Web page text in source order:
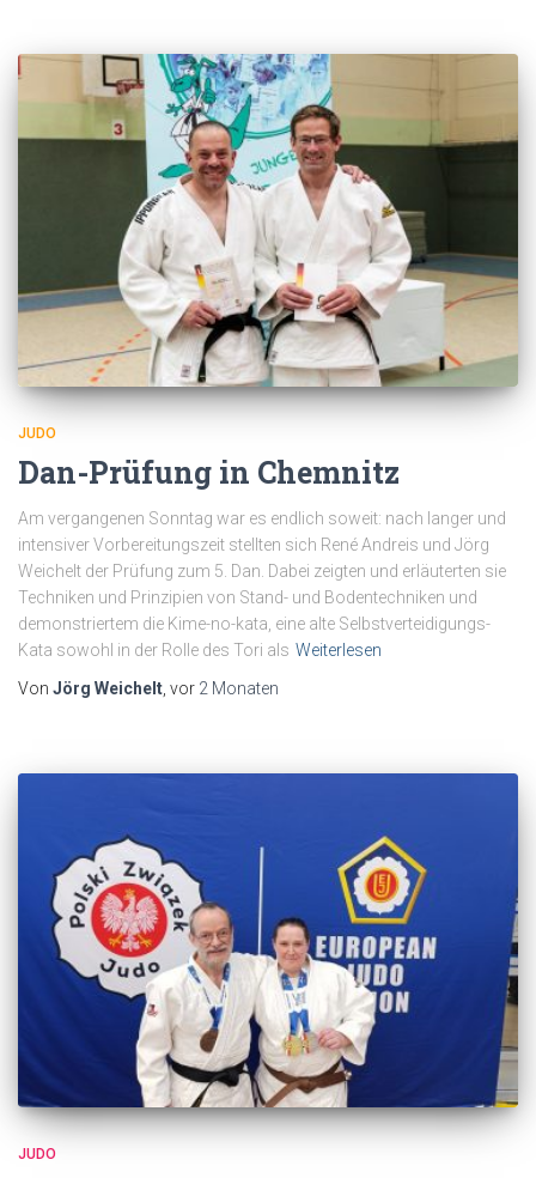
JUDO
Dan-Prüfung in Chemnitz
Am vergangenen Sonntag war es endlich soweit: nach langer und
intensiver Vorbereitungszeit stellten sich René Andreis und Jörg
Weichelt der Prüfung zum 5. Dan. Dabei zeigten und erläuterten sie
Techniken und Prinzipien von Stand- und Bodentechniken und
demonstriertem die Kime-no-kata, eine alte Selbstverteidigungs-
Kata sowohl in der Rolle des Tori als Weiterlesen
Von Jörg Weichelt, vor 2 Monaten
JUDO